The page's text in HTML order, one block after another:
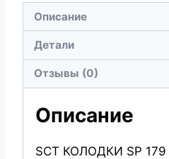
179
PROFI
LINE
NIVA
ПЕРЕДНІ
Описание
Детали
Отзывы (0)
Описание
SCT КОЛОДКИ SP 179